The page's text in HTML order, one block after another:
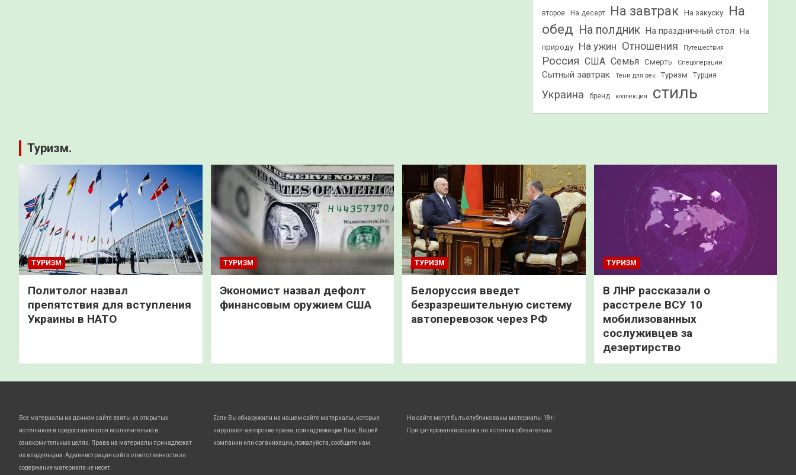
второе На десерт На завтрак На закуску
На
обед На полдник На праздничный стол
На
природу
На ужин Отношения Путешествия
Россия США Семья Смерть Спецоперации
Сытный завтрак Тени для век Туризм Турция
Украина бренд коллекция стиль
Туризм.
ТУРИЗМ
Политолог назвал
препятствия для вступления
Украины в НАТО
ТУРИЗМ
Экономист назвал дефолт
финансовым оружием США
ТУРИЗМ
Белоруссия введет
безразрешительную систему
автоперевозок через РФ
ТУРИЗМ
В ЛНР рассказали о
расстреле ВСУ 10
мобилизованных
сослуживцев за
дезертирство
Все материалы на данном сайте взяты из открытых
источников и предоставляются исключительно в
ознакомительных целях. Права на материалы принадлежат
их владельцам. Администрация сайта ответственности за
содержание материала не несет.
Если Вы обнаружили на нашем сайте материалы, которые
нарушают авторские права, принадлежащие Вам, Вашей
компании или организации, пожалуйста, сообщите нам.
На сайте могут быть опубликованы материалы 18+!
При цитировании ссылка на источник обязательна.